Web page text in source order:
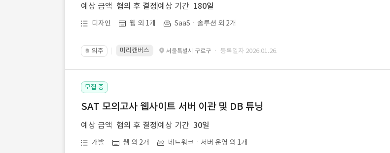
예상 금액 협의 후 결정 예상 기간 180일
디자인 웹 외 1개 SaaSㆍ솔루션 외 2개
📔 외주 미리캔버스 서울특별시 구로구 · 등록일자 2026.01.26.
모집 중
SAT 모의고사 웹사이트 서버 이관 및 DB 튜닝
예상 금액 협의 후 결정 예상 기간 30일
개발 웹 외 2개 네트워크ㆍ서버 운영 외 1개